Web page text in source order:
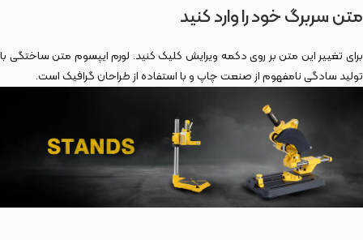
متن سربرگ خود را وارد کنید
برای تغییر این متن بر روی دکمه ویرایش کلیک کنید. لورم ایپسوم متن ساختگی با
تولید سادگی نامفهوم از صنعت چاپ و با استفاده از طراحان گرافیک است.